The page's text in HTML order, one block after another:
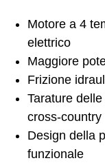
Motore a 4
elettrico
Maggiore
Frizione
Tarature
cross-country
Design della
funzionale